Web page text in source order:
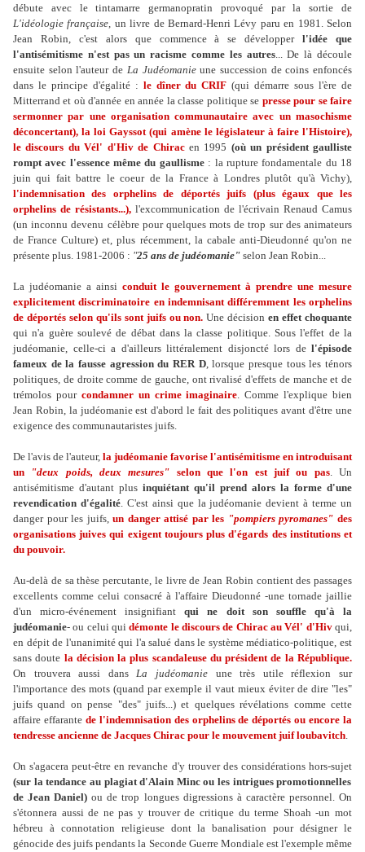
débute avec le tintamarre germanopratin provoqué par la sortie de
L'idéologie française, un livre de Bernard-Henri Lévy paru en 1981. Selon
Jean Robin, c'est alors que commence à se développerl'idée que
l'antisémitisme n'est pas un racisme comme les autres... De là découle
ensuite selon l'auteur de La Judéomanieune succession de coins enfoncés
dans le principe d'égalité : le dîner du CRIF (qui démarre sous l'ère de
Mitterrand et où d'année en année la classe politique se presse pour se faire
sermonner par une organisation communautaire avec un masochisme
déconcertant), la loi Gayssot (qui amène le législateur à faire l'Histoire),
le discours du Vél' d'Hiv de Chiracen 1995 (où un président gaulliste
rompt avec l'essence même du gaullisme: la rupture fondamentale du 18
juin qui fait battre le coeur de la France à Londres plutôt qu'à Vichy),
l'indemnisation des orphelins de déportés juifs (plus égaux que les
orphelins de résistants...), l'excommunication de l'écrivain Renaud Camus
(un inconnu devenu célèbre pour quelques mots de trop sur des animateurs
de France Culture) et, plus récemment, la cabale anti-Dieudonné qu'on ne
présente plus. 1981-2006 : "25 ans de judéomanie" selon Jean Robin...
La judéomanie a ainsi conduit le gouvernement à prendre une mesure
explicitement discriminatoire en indemnisant différemment les orphelins
de déportés selon qu'ils sont juifs ou non.Une décisionen effet choquante
qui n'a guère soulevé de débat dans la classe politique. Sous l'effet de la
judéomanie, celle-ci a d'ailleurs littéralement disjoncté lors del'épisode
fameux de la fausse agression du RER D, lorsque presque tous les ténors
politiques, de droite comme de gauche, ont rivalisé d'effets de manche et de
trémolos pour condamner un crime imaginaire. Comme l'explique bien
Jean Robin, la judéomanie est d'abord le fait des politiques avant d'être une
exigence des communautaristes juifs.
De l'avis de l'auteur, la judéomanie favorise l'antisémitisme en introduisant
un
"deux poids, deux mesures" selon que l'on est juif ou pas. Un
antisémitisme d'autant plus inquiétant qu'il prend alors la forme d'une
revendication d'égalité. C'est ainsi que la judéomanie devient à terme un
danger pour les juifs,un danger attisé par les "pompiers pyromanes" des
organisations juives qui exigent toujours plus d'égards des institutions et
du pouvoir.
Au-delà de sa thèse percutante, le livre de Jean Robin contient des passages
excellents comme celui consacré à l'affaire Dieudonné -une tornade jaillie
d'un micro-événement insignifiantqui ne doit son souffle qu'à la
judéomanie- ou celui quidémonte le discours de Chirac au Vél' d'Hivqui,
en dépit de l'unanimité qui l'a salué dans le système médiatico-politique, est
sans doute la décision la plus scandaleuse du président de la République.
On trouvera aussi dansLa judéomanie une très utile réflexion sur
l'importance des mots (quand par exemple il vaut mieux éviter de dire "les"
juifs quand on pense "des" juifs...) et quelques révélations comme cette
affaire effarante de l'indemnisation des orphelins de déportés ou encore la
tendresse ancienne de Jacques Chirac pour le mouvement juif loubavitch.
On s'agacera peut-être en revanche d'y trouver des considérations hors-sujet
(sur la tendance au plagiat d'Alain Minc ou les intrigues promotionnelles
de Jean Daniel) ou de trop longues digressions à caractère personnel. On
s'étonnera aussi de ne pas y trouver de critique du terme Shoah -un mot
hébreu à connotation religieuse dont la banalisation pour désigner le
génocide des juifs pendants la Seconde Guerre Mondiale est l'exemple même